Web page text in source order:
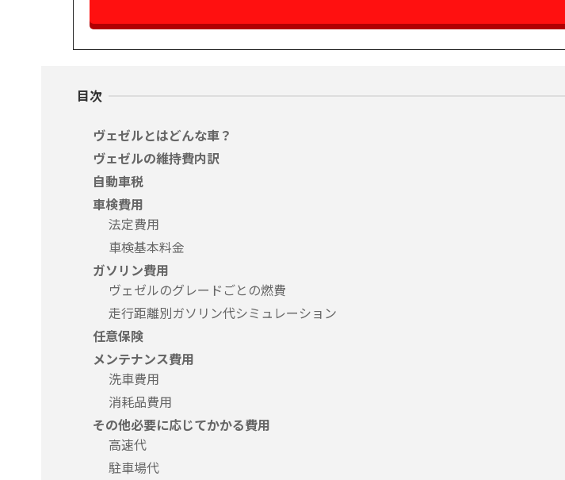
目次
ヴェゼルとはどんな車？
ヴェゼルの維持費内訳
自動車税
車検費用
法定費用
車検基本料金
ガソリン費用
ヴェゼルのグレードごとの燃費
走行距離別ガソリン代シミュレーション
任意保険
メンテナンス費用
洗車費用
消耗品費用
その他必要に応じてかかる費用
高速代
駐車場代